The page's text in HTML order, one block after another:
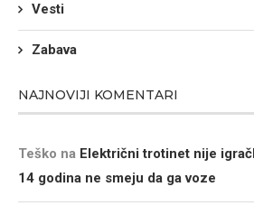
Vesti
Zabava
NAJNOVIJI KOMENTARI
Teško na Električni trotinet nije
14 godina ne smeju da ga voze